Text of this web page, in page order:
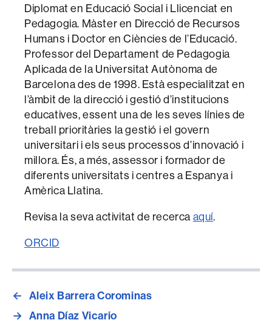
Diplomat en Educació Social i Llicenciat en
Pedagogia. Màster en Direcció de Recursos
Humans i Doctor en Ciències de l’Educació.
Professor del Departament de Pedagogia
Aplicada de la Universitat Autònoma de
Barcelona des de 1998. Està especialitzat en
l’àmbit de la direcció i gestió d’institucions
educatives, essent una de les seves línies de
treball prioritàries la gestió i el govern
universitari i els seus processos d’innovació i
millora. És, a més, assessor i formador de
diferents universitats i centres a Espanya i
Amèrica Llatina.
Revisa la seva activitat de recerca aquí.
ORCID
← Aleix Barrera Corominas
→ Anna Díaz Vicario